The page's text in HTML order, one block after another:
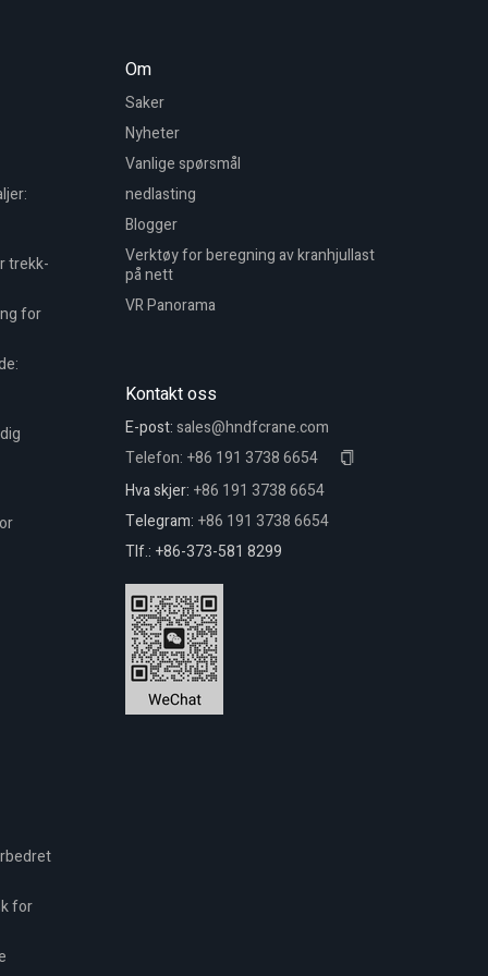
trekk-
for
for
Om
Saker
Nyheter
Vanlige spørsmål
nedlasting
Blogger
Verktøy for beregning av kranhjullast
på nett
VR Panorama
Kontakt oss
E-post:sales@hndfcrane.com
Telefon: +86 191 3738 6654
Hva skjer: +86 191 3738 6654
Telegram: +86 191 3738 6654
Tlf.: +86-373-581 8299